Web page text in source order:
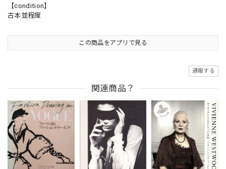
【condition】
古本並程度
この商品をアプリで見る
通報する
関連商品？